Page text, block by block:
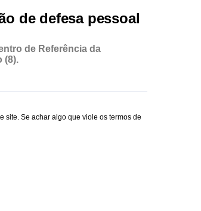
de defesa pessoal
de Referência da
(8).
site. Se achar algo que viole os termos de